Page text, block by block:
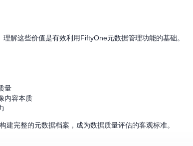
解这些价值是有效利用FiftyOne元数据管理功能的基础。
量
内容本质
建完整的元数据档案，成为数据质量评估的客观标准。